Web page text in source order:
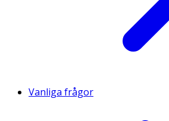
Vanliga frågor